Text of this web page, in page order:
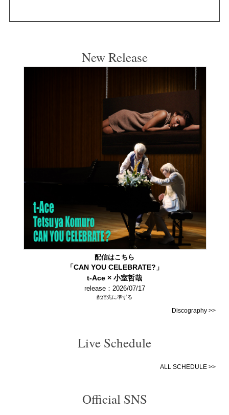
New Release
配信はこちら
「CAN YOU CELEBRATE?」
t-Ace × 小室哲哉
release：2026/07/17
配信先に準ずる
Discography >>
Live Schedule
ALL SCHEDULE >>
Official SNS